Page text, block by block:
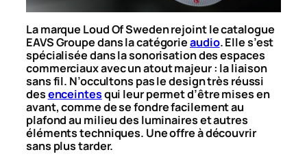
La marque Loud Of Sweden rejoint le catalogue
EAVS Groupe dans la catégorieaudio. Elle s’est
spécialisée dans la sonorisation des espaces
commerciaux avec un atout majeur : la liaison
sans fil. N’occultons pas le design très réussi
desenceintesqui leur permet d’être mises en
avant, comme de se fondre facilement au
plafond au milieu des luminaires et autres
éléments techniques. Une offre à découvrir
sans plus tarder.